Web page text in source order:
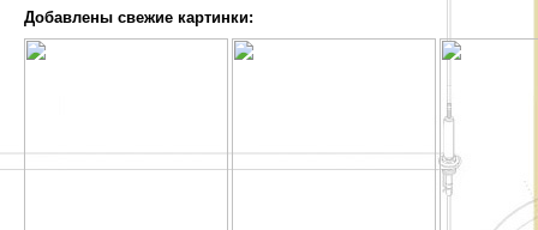
Добавлены свежие картинки: